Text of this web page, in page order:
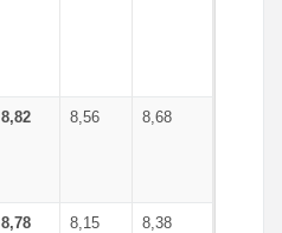
8,82 8,56 8,68
8,78 8,15 8,38